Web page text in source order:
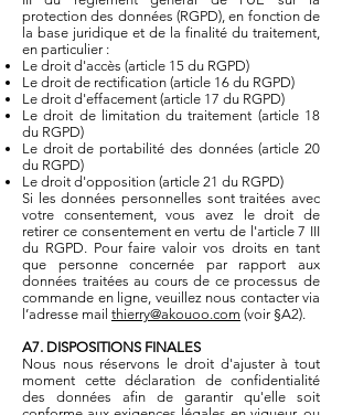
protection des données (RGPD), en fonction de
la base juridique et de la finalité du traitement,
en particulier :
Le droit d'accès (article 15 du RGPD)
Le droit de rectification (article 16 du RGPD)
Le droit d'effacement (article 17 du RGPD)
Le droit de limitation du traitement (article 18
du RGPD)
Le droit de portabilité des données (article 20
du RGPD)
Le droit d'opposition (article 21 du RGPD)
Si les données personnelles sont traitées avec
votre consentement, vous avez le droit de
retirer ce consentement en vertu de l'article 7 III
du RGPD. Pour faire valoir vos droits en tant
que personne concernée par rapport aux
données traitées au cours de ce processus de
commande en ligne, veuillez nous contacter via
l’adresse mail thierry@akouoo.com (voir §A2).
A7. DISPOSITIONS FINALES
Nous nous réservons le droit d'ajuster à tout
moment cette déclaration de confidentialité
des données afin de garantir qu'elle soit